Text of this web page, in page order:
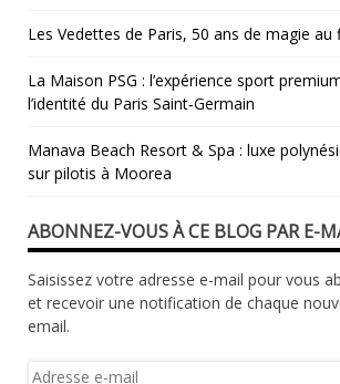
Les Vedettes de Paris, 50 ans de magie au
La Maison PSG : l’expérience sport
l’identité du Paris Saint‑Germain
Manava Beach Resort & Spa : luxe
sur pilotis à Moorea
ABONNEZ-VOUS À CE BLOG PAR E-
Saisissez votre adresse e-mail pour vous
et recevoir une notification de chaque
email.
Adresse